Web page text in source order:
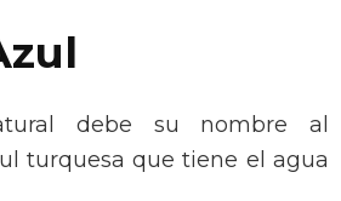
debe su nombre al
turquesa que tiene el agua